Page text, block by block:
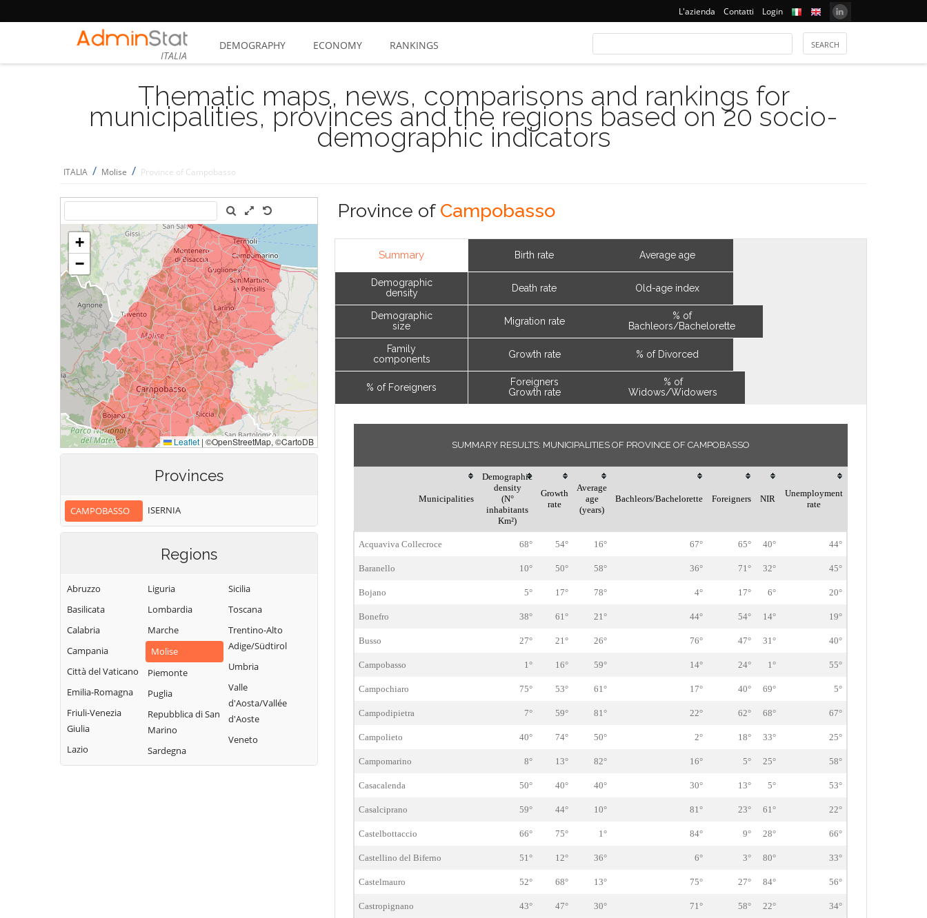
L'azienda Contatti Login
ITALIA
DEMOGRAPHY ECONOMY RANKINGS
Thematic maps, news, comparisons and rankings for
municipalities, provinces and the regions based on 20 socio-
demographic indicators
ITALIA / Molise / Province of Campobasso
Provinces
CAMPOBASSO ISERNIA
Regions
Abruzzo
Basilicata
Calabria
Campania
Città del Vaticano
Emilia-Romagna
Friuli-Venezia
Giulia
Lazio
Liguria
Lombardia
Marche
Molise
Piemonte
Puglia
Repubblica di San
Marino
Sardegna
Sicilia
Toscana
Trentino-Alto
Adige/Südtirol
Umbria
Valle
d'Aosta/Vallée
d'Aoste
Veneto
Province of Campobasso
Summary
Demographic
density
Demographic
size
Family
components
% of Foreigners
Birth rate
Death rate
Migration rate
Growth rate
Foreigners
Growth rate
Average age
Old-age index
% of
Bachleors/Bachelorette
% of Divorced
% of
Widows/Widowers
SUMMARY RESULTS: MUNICIPALITIES OF PROVINCE OF CAMPOBASSO
Municipalities
Demographic
density
(N°
inhabitants
Km²)
Growth
rate
Average
age
(years)
Bachleors/Bachelorette Foreigners NIR
Unemployment
rate
Acquaviva Collecroce 68° 54° 16° 67° 65° 40° 44°
Baranello 10° 50° 58° 36° 71° 32° 45°
Bojano 5° 17° 78° 4° 17° 6° 20°
Bonefro 38° 61° 21° 44° 54° 14° 19°
Busso 27° 21° 26° 76° 47° 31° 40°
Campobasso 1° 16° 59° 14° 24° 1° 55°
Campochiaro 75° 53° 61° 17° 40° 69° 5°
Campodipietra 7° 59° 81° 22° 62° 68° 67°
Campolieto 40° 74° 50° 2° 18° 33° 25°
Campomarino 8° 13° 82° 16° 5° 25° 58°
Casacalenda 50° 40° 40° 30° 13° 5° 53°
Casalciprano 59° 44° 10° 81° 23° 61° 22°
Castelbottaccio 66° 75° 1° 84° 9° 28° 66°
Castellino del Biferno 51° 12° 36° 6° 3° 80° 33°
Castelmauro 52° 68° 13° 75° 27° 84° 56°
Castropignano 43° 47° 30° 71° 58° 22° 34°